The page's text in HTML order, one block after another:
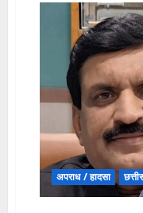
गृहमंत्री
ने
राष्ट्रीय
विज्ञान
के
अस्थायी
परिसर
एवं
आई-
हब
रायपुर
का
किया
वर्चुअली
उद्घाटन
अपराध / हादसा